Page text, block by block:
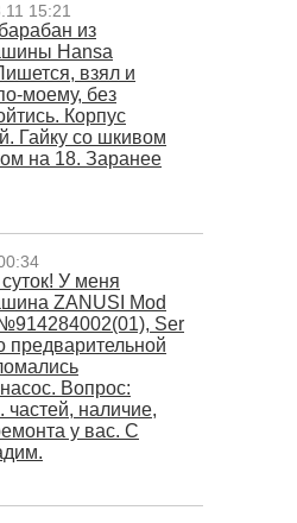
15:21
из
Hansa
взял и
моему, без
Корпус
Гайку со шкивом
на 18. Заранее
У меня
ZANUSI Mod
Ser
Вопрос:
частей, наличие,
у вас. С